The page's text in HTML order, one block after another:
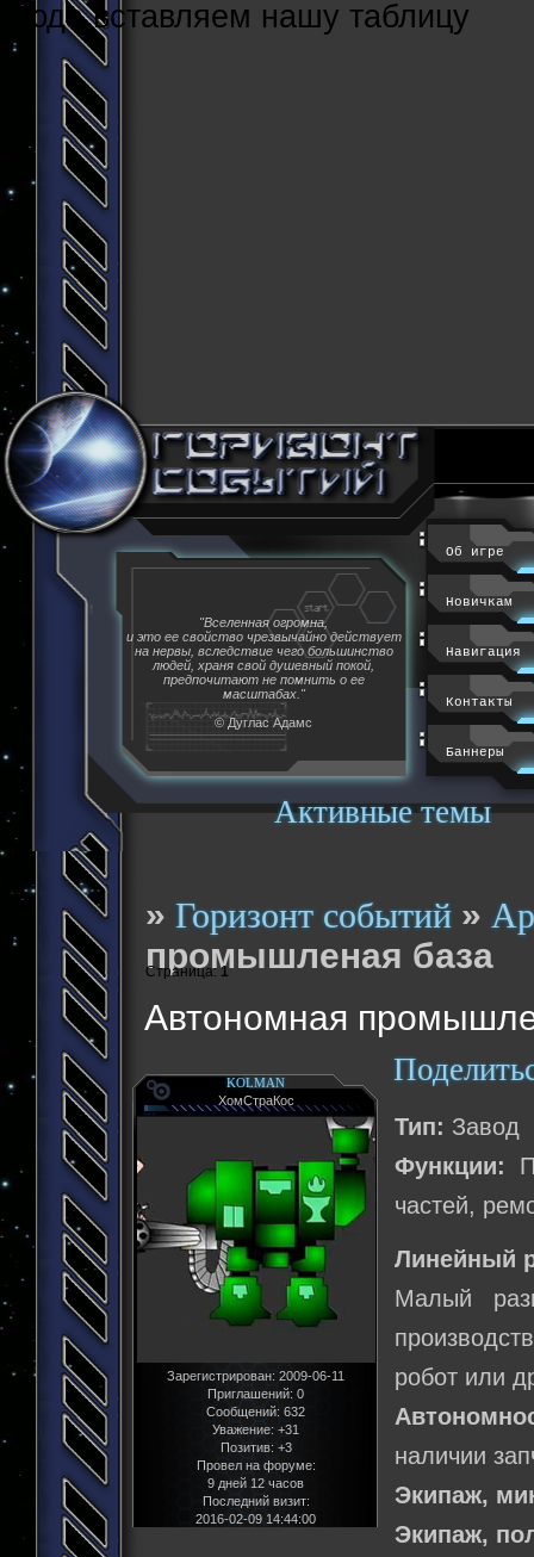
Cюда вставляем нашу таблицу
Активные темы
"Вселенная огромна,
и это ее свойство чрезвычайно действует
на нервы, вследствие чего большинство
людей, храня свой душевный покой,
предпочитают не помнить о ее
масштабах."
© Дуглас Адамс
Об игре
Новичкам
Навигация
Контакты
Баннеры
»Горизонт событий »
промышленая база
Автономная
Страница:1
KOLMAN
ХомСтраКос
Зарегистрирован: 2009-06-11
Приглашений: 0
Сообщений: 632
Уважение: +31
Позитив: +3
Провел на форуме:
9 дней 12 часов
Последний визит:
2016-02-09 14:44:00
Тип: Завод
Функции:
частей,
Линейный
Малый
робот или
наличии
Экипаж,
Экипаж,